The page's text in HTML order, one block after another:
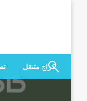
كراج متنقل